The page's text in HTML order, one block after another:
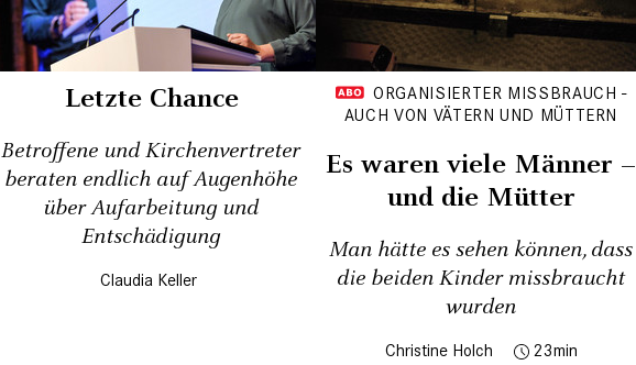
Letzte Chance
Betroffene und Kirchenvertreter
beraten endlich auf Augenhöhe
über Aufarbeitung und
Entschädigung
Claudia Keller
ORGANISIERTER MISSBRAUCH -
AUCH VON VÄTERN UND MÜTTERN
Es waren viele Männer –
und die Mütter
Man hätte es sehen können, dass
die beiden Kinder missbraucht
wurden
Christine Holch 23